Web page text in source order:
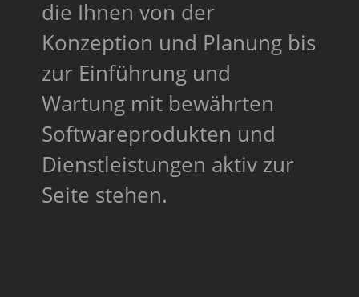
die Ihnen von der
Konzeption und Planung bis
zur Einführung und
Wartung mit bewährten
Softwareprodukten und
Dienstleistungen aktiv zur
Seite stehen.